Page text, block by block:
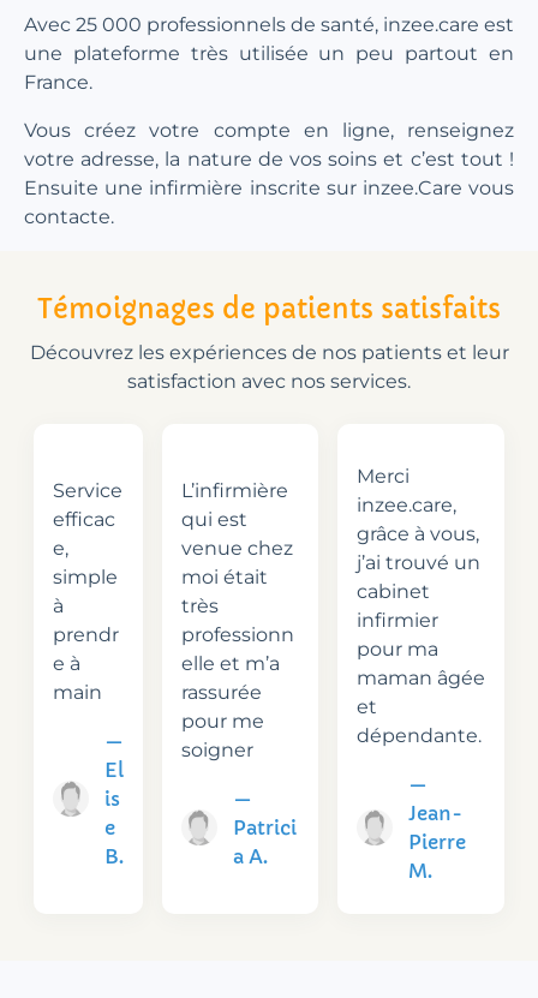
Avec 25 000 professionnels de santé, inzee.care est
une plateforme très utilisée un peu partout en
France.
Vous créez votre compte en ligne, renseignez
votre adresse, la nature de vos soins et c’est tout !
Ensuite une infirmière inscrite sur inzee.Care vous
contacte.
Témoignages de patients satisfaits
Découvrez les expériences de nos patients et leur
satisfaction avec nos services.
Service
efficac
e,
simple
à
prendr
e à
main
—
El
is
e
B.
L’infirmière
qui est
venue chez
moi était
très
professionn
elle et m’a
rassurée
pour me
soigner
—
Patrici
a A.
Merci
inzee.care,
grâce à vous,
j’ai trouvé un
cabinet
infirmier
pour ma
maman âgée
et
dépendante.
—
Jean-
Pierre
M.